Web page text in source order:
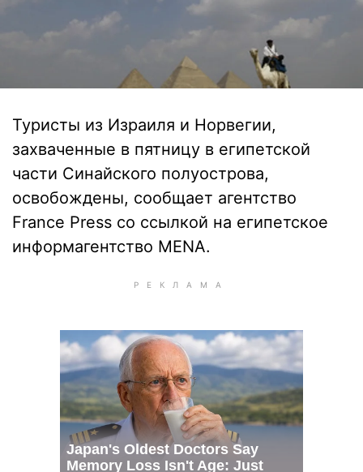
Туристы из Израиля и Норвегии,
захваченные в пятницу в египетской
части Синайского полуострова,
освобождены, сообщает агентство
France Press со ссылкой на египетское
информагентство MENA.